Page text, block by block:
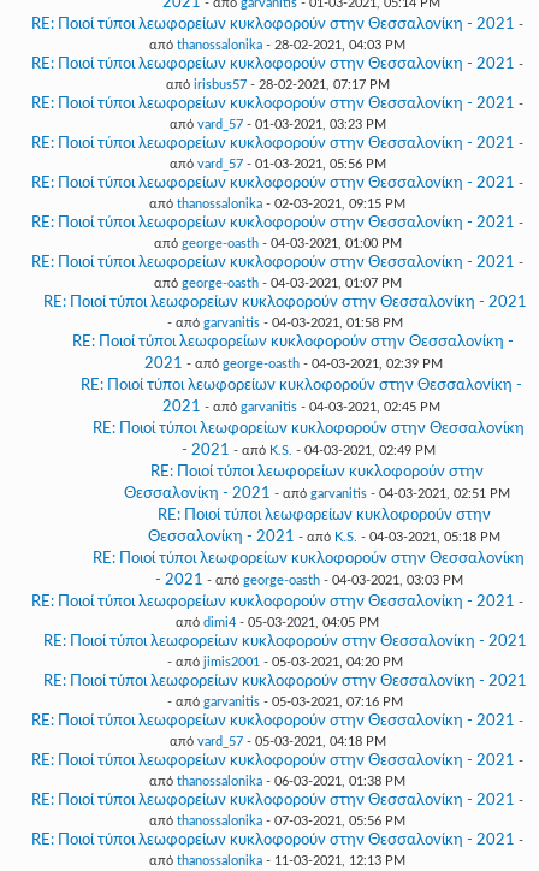
- από garvanitis- 01-03-2021, 05:14 PM
RE: Ποιοί τύποι λεωφορείων κυκλοφορούν στην Θεσσαλονίκη - 2021 -
από thanossalonika - 28-02-2021, 04:03 PM
RE: Ποιοί τύποι λεωφορείων κυκλοφορούν στην Θεσσαλονίκη - 2021 -
από irisbus57- 28-02-2021, 07:17 PM
RE: Ποιοί τύποι λεωφορείων κυκλοφορούν στην Θεσσαλονίκη - 2021 -
από vard_57- 01-03-2021, 03:23 PM
RE: Ποιοί τύποι λεωφορείων κυκλοφορούν στην Θεσσαλονίκη - 2021 -
από vard_57- 01-03-2021, 05:56 PM
RE: Ποιοί τύποι λεωφορείων κυκλοφορούν στην Θεσσαλονίκη - 2021 -
από thanossalonika - 02-03-2021, 09:15 PM
RE: Ποιοί τύποι λεωφορείων κυκλοφορούν στην Θεσσαλονίκη - 2021 -
από george-oasth- 04-03-2021, 01:00 PM
RE: Ποιοί τύποι λεωφορείων κυκλοφορούν στην Θεσσαλονίκη - 2021 -
από george-oasth- 04-03-2021, 01:07 PM
RE: Ποιοί τύποι λεωφορείων κυκλοφορούν στην Θεσσαλονίκη - 2021
- από garvanitis - 04-03-2021, 01:58 PM
RE: Ποιοί τύποι λεωφορείων κυκλοφορούν στην Θεσσαλονίκη -
2021 - από george-oasth- 04-03-2021, 02:39 PM
RE: Ποιοί τύποι λεωφορείων κυκλοφορούν στην Θεσσαλονίκη -
2021 - από garvanitis- 04-03-2021, 02:45 PM
RE: Ποιοί τύποι λεωφορείων κυκλοφορούν στην Θεσσαλονίκη
- 2021 - από K.S. - 04-03-2021, 02:49 PM
RE: Ποιοί τύποι λεωφορείων κυκλοφορούν στην
Θεσσαλονίκη - 2021 - από garvanitis- 04-03-2021, 02:51 PM
RE: Ποιοί τύποι λεωφορείων κυκλοφορούν στην
Θεσσαλονίκη - 2021 - από K.S. - 04-03-2021, 05:18 PM
RE: Ποιοί τύποι λεωφορείων κυκλοφορούν στην Θεσσαλονίκη
- 2021 - από george-oasth- 04-03-2021, 03:03 PM
RE: Ποιοί τύποι λεωφορείων κυκλοφορούν στην Θεσσαλονίκη - 2021 -
από dimi4 - 05-03-2021, 04:05 PM
RE: Ποιοί τύποι λεωφορείων κυκλοφορούν στην Θεσσαλονίκη - 2021
- από jimis2001 - 05-03-2021, 04:20 PM
RE: Ποιοί τύποι λεωφορείων κυκλοφορούν στην Θεσσαλονίκη - 2021
- από garvanitis - 05-03-2021, 07:16 PM
RE: Ποιοί τύποι λεωφορείων κυκλοφορούν στην Θεσσαλονίκη - 2021 -
από vard_57- 05-03-2021, 04:18 PM
RE: Ποιοί τύποι λεωφορείων κυκλοφορούν στην Θεσσαλονίκη - 2021 -
από thanossalonika - 06-03-2021, 01:38 PM
RE: Ποιοί τύποι λεωφορείων κυκλοφορούν στην Θεσσαλονίκη - 2021 -
από thanossalonika - 07-03-2021, 05:56 PM
RE: Ποιοί τύποι λεωφορείων κυκλοφορούν στην Θεσσαλονίκη - 2021 -
από thanossalonika - 11-03-2021, 12:13 PM